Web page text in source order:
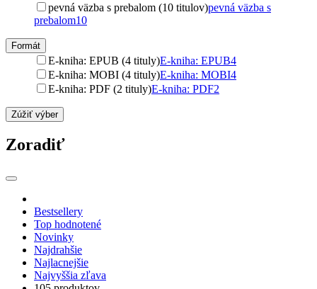
pevná väzba s prebalom (10 titulov)pevná väzba s
prebalom10
Formát
E-kniha: EPUB (4 tituly)E-kniha: EPUB4
E-kniha: MOBI (4 tituly)E-kniha: MOBI4
E-kniha: PDF (2 tituly)E-kniha: PDF2
Zúžiť výber
Zoradiť
Bestsellery
Top hodnotené
Novinky
Najdrahšie
Najlacnejšie
Najvyššia zľava